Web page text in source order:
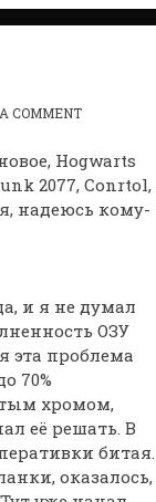
COMMENT
Hogwarts
2077, Conrtol,
надеюсь кому-
и я не думал
ОЗУ
эта проблема
70%
хромом,
её решать. В
битая.
оказалось,